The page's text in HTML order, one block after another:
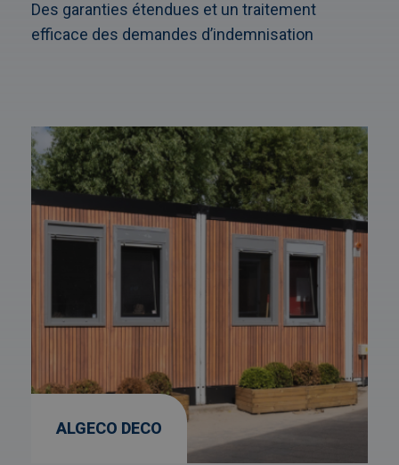
Des garanties étendues et un traitement
efficace des demandes d’indemnisation
Afbeelding
ALGECO DECO
link
naarAlgeco
Deco